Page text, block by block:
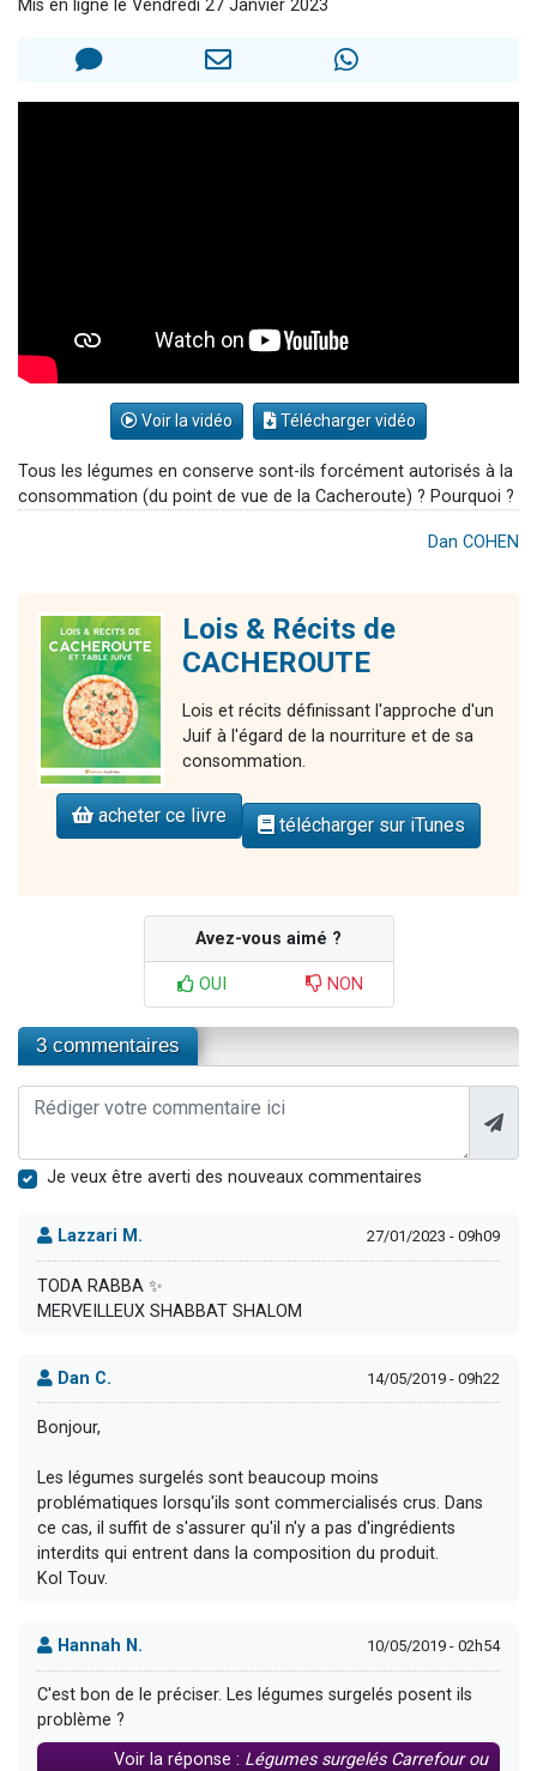
30 personnes viennent de faire un don pour Sauvez la jambe de Yohan
Mis en ligne le Vendredi 27 Janvier 2023
Voir la vidéo Télécharger vidéo
Tous les légumes en conserve sont-ils forcément autorisés à la
consommation (du point de vue de la Cacheroute) ? Pourquoi ?
Dan COHEN
Lois & Récits de
CACHEROUTE
Lois et récits définissant l'approche d'un
Juif à l'égard de la nourriture et de sa
consommation.
acheter ce livre télécharger sur iTunes
Avez-vous aimé ?
OUI NON
3 commentaires
Je veux être averti des nouveaux commentaires
Lazzari M. 27/01/2023 - 09h09
TODA RABBA ✨️
MERVEILLEUX SHABBAT SHALOM
Dan C. 14/05/2019 - 09h22
Bonjour,
Les légumes surgelés sont beaucoup moins
problématiques lorsqu'ils sont commercialisés crus. Dans
ce cas, il suffit de s'assurer qu'il n'y a pas d'ingrédients
interdits qui entrent dans la composition du produit.
Kol Touv.
Hannah N. 10/05/2019 - 02h54
C'est bon de le préciser. Les légumes surgelés posent ils
problème ?
Voir la réponse : Légumes surgelés Carrefour ou